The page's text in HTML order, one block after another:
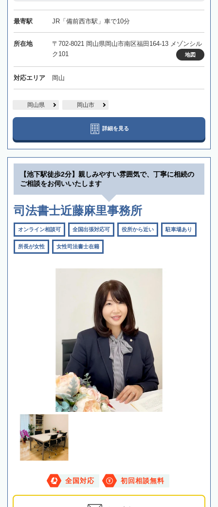
最寄駅 JR「備前西市駅」車で10分
所在地
〒702-8021 岡山県岡山市南区福田164-13 メゾンシル
ク101
地図
対応エリア 岡山
岡山県 岡山市
詳細を見る
【池下駅徒歩2分】親しみやすい雰囲気で、丁寧に相続の
ご相談をお伺いいたします
司法書士近藤麻里事務所
オンライン相談可 全国出張対応可 役所から近い 駐車場あり
所長が女性 女性司法書士在籍
全国対応 初回相談無料